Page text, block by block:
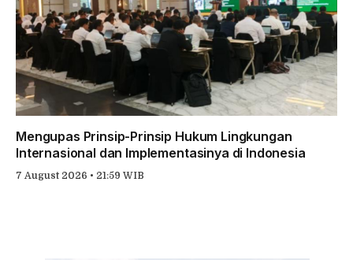
Mengupas Prinsip-Prinsip Hukum Lingkungan
Internasional dan Implementasinya di Indonesia
7 August 2026 • 21:59 WIB